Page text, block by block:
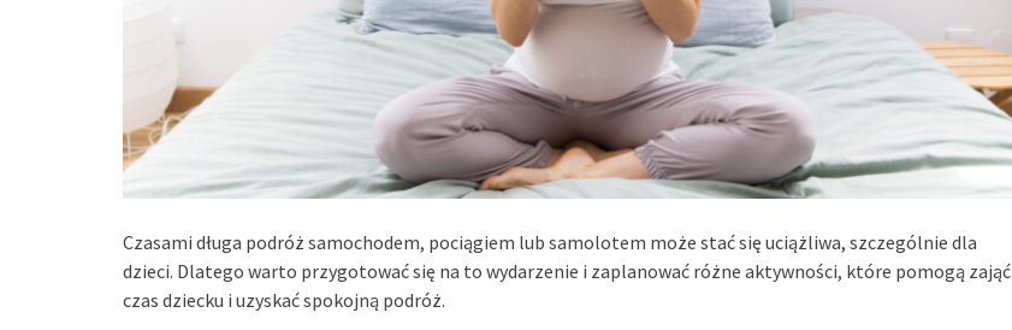
Czasami długa podróż samochodem, pociągiem lub samolotem może stać się uciążliwa, szczególnie dla
dzieci. Dlatego warto przygotować się na to wydarzenie i zaplanować różne aktywności, które pomogą zająć
czas dziecku i uzyskać spokojną podróż.